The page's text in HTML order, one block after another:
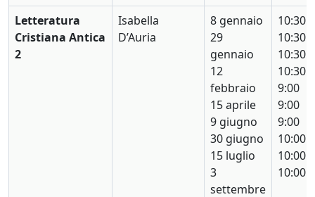
Letteratura
Cristiana Antica
2
Isabella
D’Auria
8 gennaio
29
gennaio
12
febbraio
15 aprile
9 giugno
30 giugno
15 luglio
3
settembre
10:30
10:30
10:30
10:30
9:00
9:00
9:00
10:00
10:00
10:00